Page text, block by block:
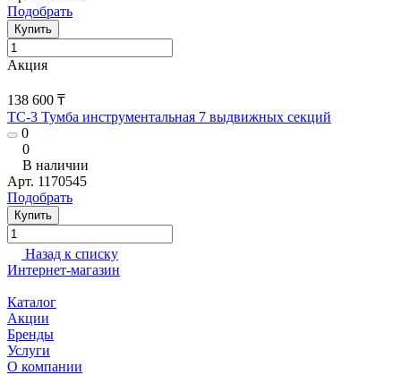
Подобрать
Купить
Акция
138 600 ₸
TC-3 Тумба инструментальная 7 выдвижных секций
0
0
В наличии
Арт. 1170545
Подобрать
Купить
Назад к списку
Интернет-магазин
Каталог
Акции
Бренды
Услуги
О компании